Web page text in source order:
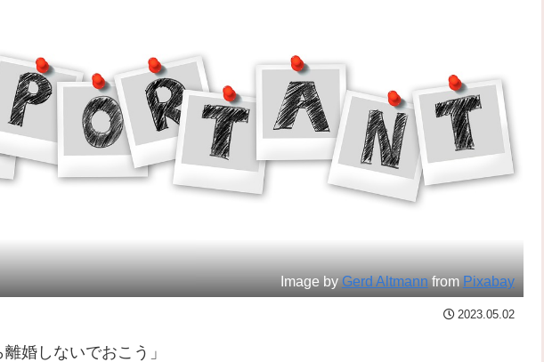
Image byGerd AltmannfromPixabay
2023.05.02
婚しないでおこう」